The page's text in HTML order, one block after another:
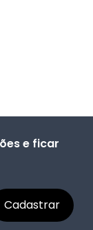
e ficar